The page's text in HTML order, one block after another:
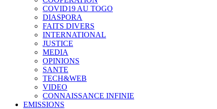
COVID19 AU TOGO
DIASPORA
FAITS DIVERS
INTERNATIONAL
JUSTICE
MEDIA
OPINIONS
SANTE
TECH&WEB
VIDEO
CONNAISSANCE INFINIE
EMISSIONS